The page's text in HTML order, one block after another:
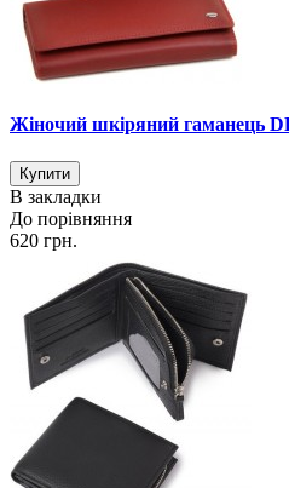
Жіночий шкіряний гаманець
В закладки
До порівняння
620 грн.